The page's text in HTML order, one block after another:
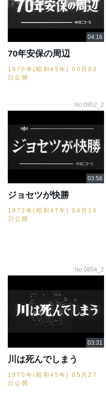
70年安保の周辺
1970年(昭和45年) 06月03
日公開
No.0952_2
ジョセツが快勝
1972年(昭和47年) 04月14
日公開
No.0854_2
川は死んでしまう
1970年(昭和45年) 05月27
日公開